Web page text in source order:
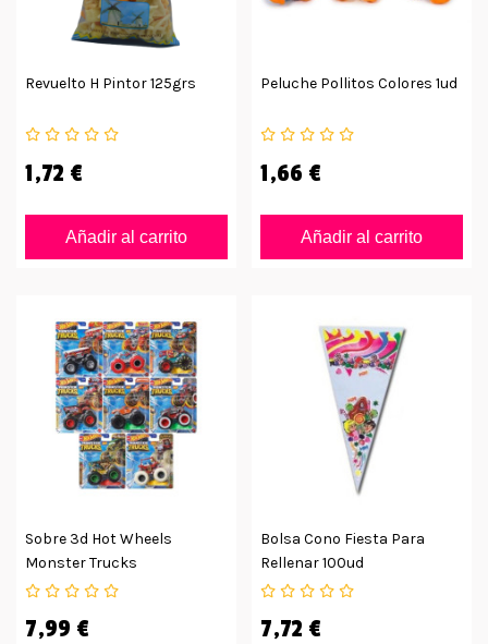
Revuelto H Pintor 125grs
1,72 €
Añadir al carrito
Peluche Pollitos Colores 1ud
1,66 €
Añadir al carrito
Sobre 3d Hot Wheels
Monster Trucks
7,99 €
Bolsa Cono Fiesta Para
Rellenar 100ud
7,72 €